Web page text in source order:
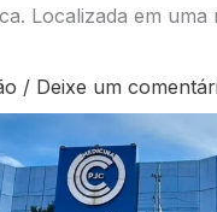
Localizada em
/ Deixe um